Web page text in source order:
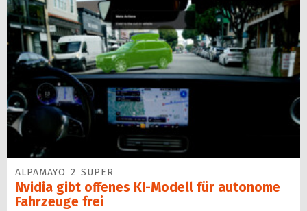
ALPAMAYO 2 SUPER
Nvidia gibt offenes KI-Modell für autonome
Fahrzeuge frei